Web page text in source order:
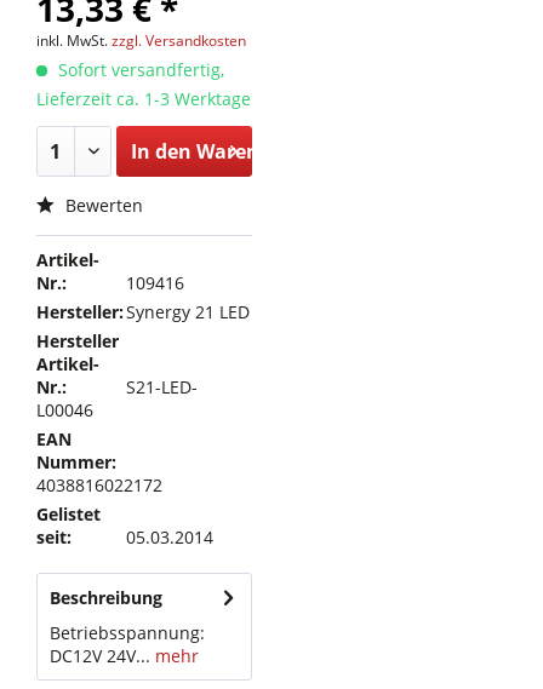
inkl. MwSt.zzgl. Versandkosten
Sofort versandfertig,
Lieferzeit ca. 1-3 Werktage
In den Warenkorb
Bewerten
Artikel-
Nr.:
109416
Hersteller:Synergy 21 LED
Hersteller
Artikel-
Nr.:
S21-LED-
L00046
EAN
Nummer:
4038816022172
Gelistet
seit:
05.03.2014
Beschreibung
Betriebsspannung:
DC12V 24V... mehr